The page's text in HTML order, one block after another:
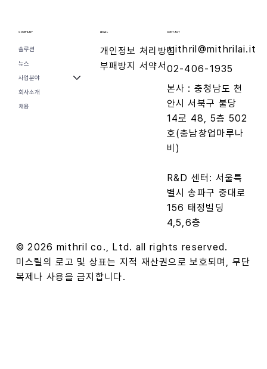
© 2026 mithril co., Ltd. all rights reserved.
미스릴의 로고 및 상표는 지적 재산권으로 보호되며, 무단
복제나 사용을 금지합니다.
COMPANY
솔루션
뉴스
사업분야
회사소개
채용
LEGAL
개인정보 처리방침
​부패방지 서약서
CONTACT
mithril@mithrilai.it
02-406-1935
​본사 : 충청남도 천
안시 서북구 불당
14로 48, 5층 502
호(충남창업마루나
비)
R&D 센터: 서울특
별시 송파구 중대로
156 태정빌딩
4,5,6층